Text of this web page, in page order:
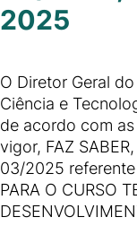
2025
O Diretor Geral
Ciência e
de acordo com
vigor, FAZ
03/2025 referente
PARA O CURSO